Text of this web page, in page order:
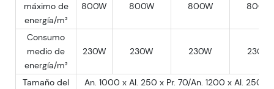
máximo de
energía/m²
800W 800W 800W 800W
Consumo
medio de
energía/m²
230W 230W 230W 230W
Tamaño del
An. 1000 x Al. 250 x Pr. 70/An. 1200 x Al. 250 x